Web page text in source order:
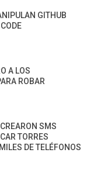
GITHUB
A LOS
ROBAR
SMS
TORRES
DE TELÉFONOS